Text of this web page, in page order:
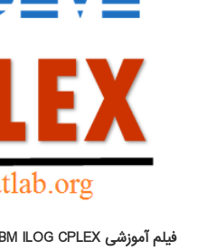
فیلم آموزشی IBM ILOG CPLEX